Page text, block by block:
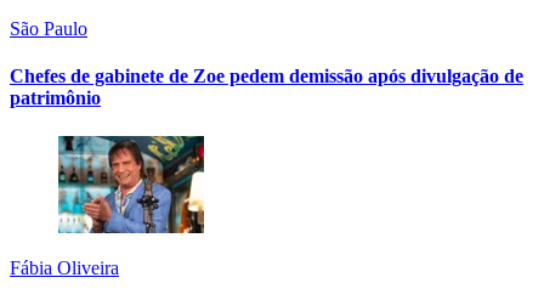
São Paulo
Chefes de gabinete de Zoe pedem demissão após divulgação de
patrimônio
Fábia Oliveira